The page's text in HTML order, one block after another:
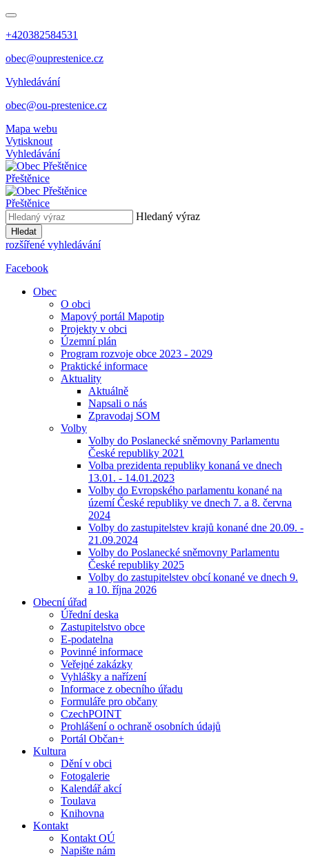
+420382584531
obec@ouprestenice.cz
Vyhledávání
obec@ou-prestenice.cz
Mapa webu
Vytisknout
Vyhledávání
Přeštěnice
Přeštěnice
Hledaný výraz
Hledat
rozšířené vyhledávání
Facebook
Obec
O obci
Mapový portál Mapotip
Projekty v obci
Územní plán
Program rozvoje obce 2023 - 2029
Praktické informace
Aktuality
Aktuálně
Napsali o nás
Zpravodaj SOM
Volby
Volby do Poslanecké sněmovny Parlamentu
České republiky 2021
Volba prezidenta republiky konaná ve dnech
13.01. - 14.01.2023
Volby do Evropského parlamentu konané na
území České republiky ve dnech 7. a 8. června
2024
Volby do zastupitelstev krajů konané dne 20.09. -
21.09.2024
Volby do Poslanecké sněmovny Parlamentu
České republiky 2025
Volby do zastupitelstev obcí konané ve dnech 9.
a 10. října 2026
Obecní úřad
Úřední deska
Zastupitelstvo obce
E-podatelna
Povinné informace
Veřejné zakázky
Vyhlášky a nařízení
Informace z obecního úřadu
Formuláře pro občany
CzechPOINT
Prohlášení o ochraně osobních údajů
Portál Občan+
Kultura
Dění v obci
Fotogalerie
Kalendář akcí
Toulava
Knihovna
Kontakt
Kontakt OÚ
Napište nám